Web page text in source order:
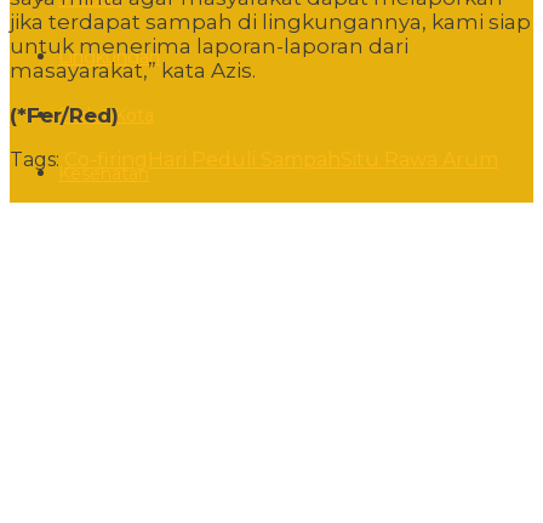
Lingkungan
Sudut Kota
jika terdapat sampah di lingkungannya, kami siap
untuk menerima laporan-laporan dari
masayarakat,” kata Azis.
(*Fer/Red)
Tags: